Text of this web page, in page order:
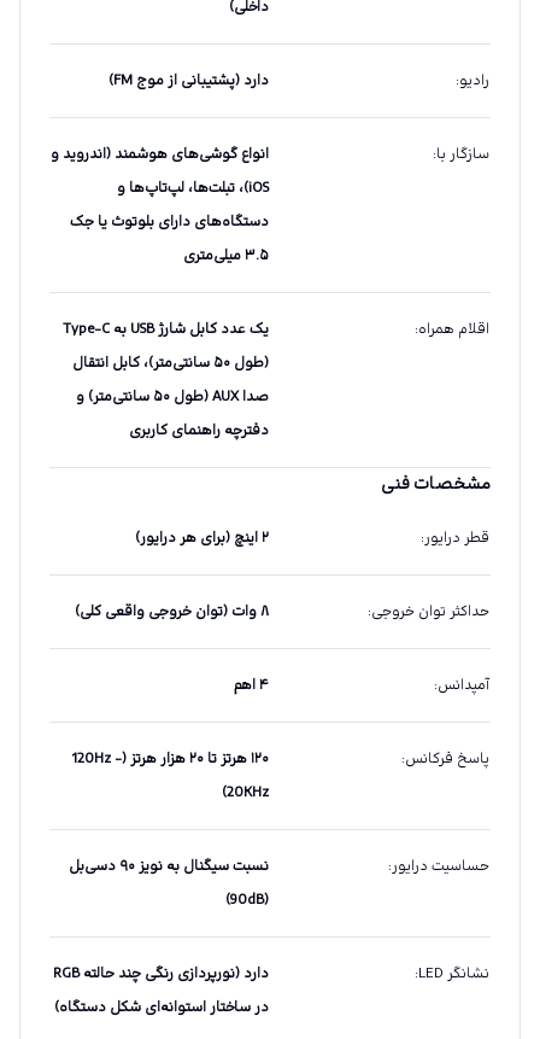
داخلی)
رادیو: دارد (پشتیبانی از موج FM)
سازگار با:
انواع گوشی‌های هوشمند (اندروید و
iOS)، تبلت‌ها، لپ‌تاپ‌ها و
دستگاه‌های دارای بلوتوث یا جک
۳.۵ میلی‌متری
اقلام همراه:
یک عدد کابل شارژ USB به Type-C
(طول ۵۰ سانتی‌متر)، کابل انتقال
صدا AUX (طول ۵۰ سانتی‌متر) و
دفترچه راهنمای کاربری
مشخصات فنی
قطر درایور: ۲ اینچ (برای هر درایور)
حداکثر توان خروجی: ۸ وات (توان خروجی واقعی کلی)
آمپدانس: ۴ اهم
پاسخ فرکانس:
۱۲۰ هرتز تا ۲۰ هزار هرتز (120Hz -
20KHz)
حساسیت درایور:
نسبت سیگنال به نویز ۹۰ دسی‌بل
(90dB)
نشانگر LED :
دارد (نورپردازی رنگی چند حالته RGB
در ساختار استوانه‌ای شکل دستگاه)